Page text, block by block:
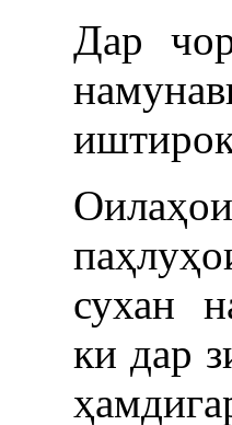
Дар
сухан
ки дар